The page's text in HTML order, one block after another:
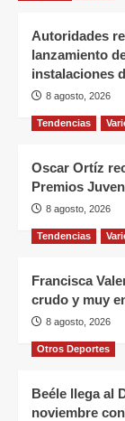
Autoridades
lanzamiento
instalaciones
8 agosto, 2026
Tendencias
Oscar Ortíz
Premios
8 agosto, 2026
Tendencias
Francisca
crudo y muy
8 agosto, 2026
Otros Deportes
Beéle llega al
noviembre